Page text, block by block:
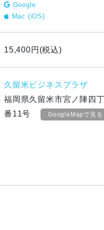
Google
Mac (iOS)
15,400円(税込)
久留米ビジネスプラザ
福岡県久留米市宮ノ陣四
番11号
GoogleMapで見る